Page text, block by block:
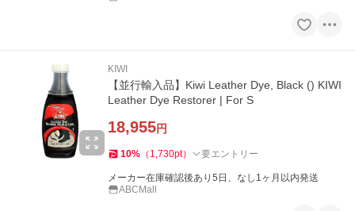
KIWI
【並行輸入品】Kiwi Leather Dye, Black () KIWI
Leather Dye Restorer | For S
18,955円
10% （ 1,730pt） 要エントリー
メーカー在庫確認後あり5日、なし1ヶ月以内発送
ABCMall